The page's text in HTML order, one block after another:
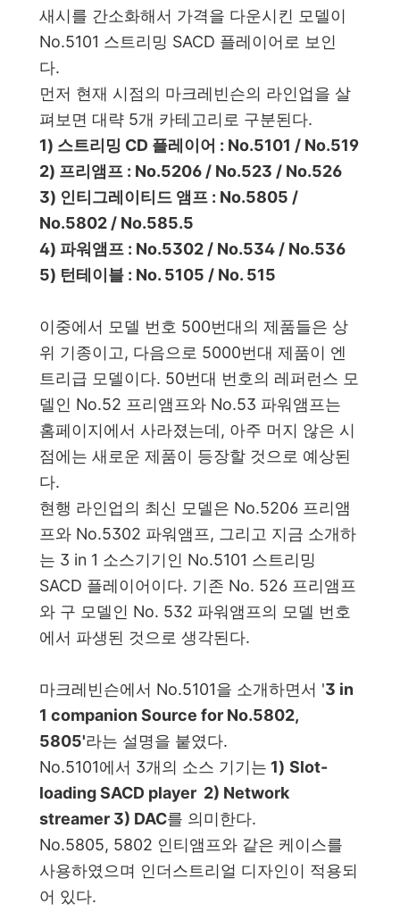
새시를 간소화해서 가격을 다운시킨 모델이
No.5101 스트리밍 SACD 플레이어로 보인
다.
먼저 현재 시점의 마크레빈슨의 라인업을 살
펴보면 대략 5개 카테고리로 구분된다.
1) 스트리밍 CD 플레이어 : No.5101 / No.519
2) 프리앰프 : No.5206 / No.523 / No.526
3) 인티그레이티드 앰프 : No.5805 /
No.5802 / No.585.5
4) 파워앰프 : No.5302 / No.534 / No.536
5) 턴테이블 : No. 5105 / No. 515
이중에서 모델 번호 500번대의 제품들은 상
위 기종이고, 다음으로 5000번대 제품이 엔
트리급 모델이다. 50번대 번호의 레퍼런스 모
델인 No.52 프리앰프와 No.53 파워앰프는
홈페이지에서 사라졌는데, 아주 머지 않은 시
점에는 새로운 제품이 등장할 것으로 예상된
다.
현행 라인업의 최신 모델은 No.5206 프리앰
프와 No.5302 파워앰프, 그리고 지금 소개하
는 3 in 1 소스기기인 No.5101 스트리밍
SACD 플레이어이다. 기존 No. 526 프리앰프
와 구 모델인 No. 532 파워앰프의 모델 번호
에서 파생된 것으로 생각된다.
마크레빈슨에서 No.5101을 소개하면서 '3 in
1 companion Source for No.5802,
5805'라는 설명을 붙였다.
No.5101에서 3개의 소스 기기는 1) Slot-
loading SACD player 2) Network
streamer 3) DAC를 의미한다.
No.5805, 5802 인티앰프와 같은 케이스를
사용하였으며 인더스트리얼 디자인이 적용되
어 있다.